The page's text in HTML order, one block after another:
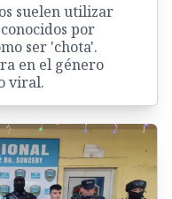
suelen utilizar
por
ser 'chota'.
en el género
viral.